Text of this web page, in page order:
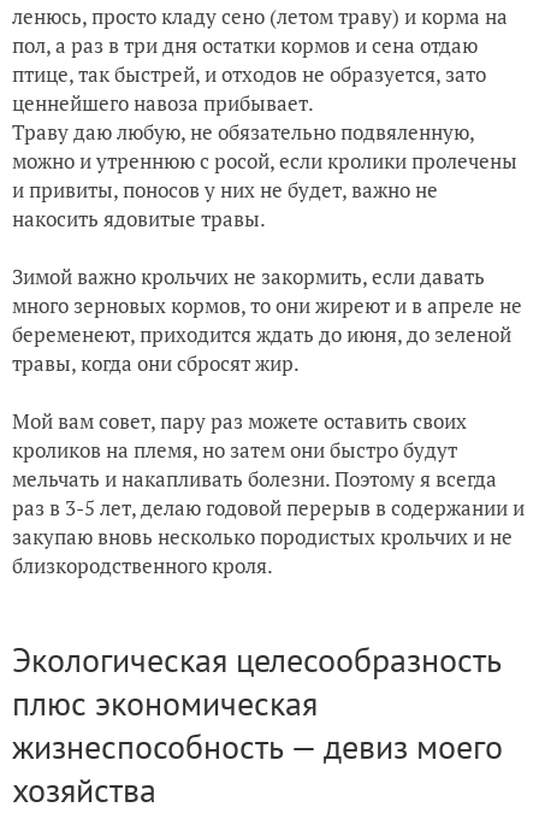
ленюсь, просто кладу сено (летом траву) и корма на
пол, а раз в три дня остатки кормов и сена отдаю
птице, так быстрей, и отходов не образуется, зато
ценнейшего навоза прибывает.
Траву даю любую, не обязательно подвяленную,
можно и утреннюю с росой, если кролики пролечены
и привиты, поносов у них не будет, важно не
накосить ядовитые травы.
Зимой важно крольчих не закормить, если давать
много зерновых кормов, то они жиреют и в апреле не
беременеют, приходится ждать до июня, до зеленой
травы, когда они сбросят жир.
Мой вам совет, пару раз можете оставить своих
кроликов на племя, но затем они быстро будут
мельчать и накапливать болезни. Поэтому я всегда
раз в 3-5 лет, делаю годовой перерыв в содержании и
закупаю вновь несколько породистых крольчих и не
близкородственного кроля.
Экологическая целесообразность
плюс экономическая
жизнеспособность — девиз моего
хозяйства